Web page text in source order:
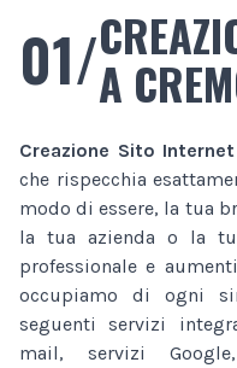
01/A
Creazione Sito Internet
che rispecchia
modo di essere, la tua
la tua azienda o la
professionale e
occupiamo di ogni
seguenti servizi
mail, servizi